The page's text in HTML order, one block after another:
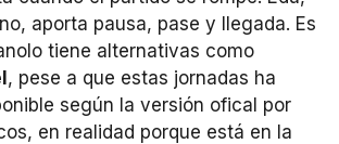
aporta pausa, pase y llegada. Es
tiene alternativas como
, pese a que estas jornadas ha
según la versión ofical por
en realidad porque está en la